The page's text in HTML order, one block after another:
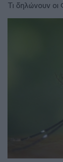
Τι δηλώνουν